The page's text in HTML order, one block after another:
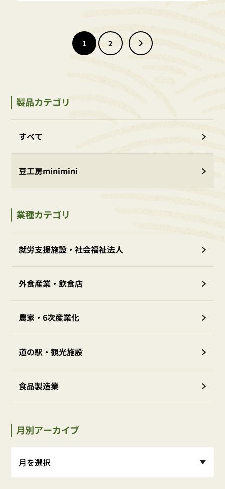
1 2 »
製品カテゴリ
すべて
豆工房minimini
業種カテゴリ
就労支援施設・社会福祉法人
外食産業・飲食店
農家・6次産業化
道の駅・観光施設
食品製造業
月別アーカイブ